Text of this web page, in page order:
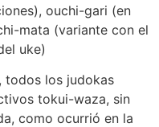
ouchi-gari (en
mata (variante con el
uke)
todos los judokas
tokui-waza, sin
como ocurrió en la